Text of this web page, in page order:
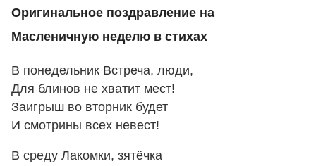
Оригинальное поздравление на
Масленичную неделю в стихах
В понедельник Встреча, люди,
Для блинов не хватит мест!
Заигрыш во вторник будет
И смотрины всех невест!
В среду Лакомки, зятёчка